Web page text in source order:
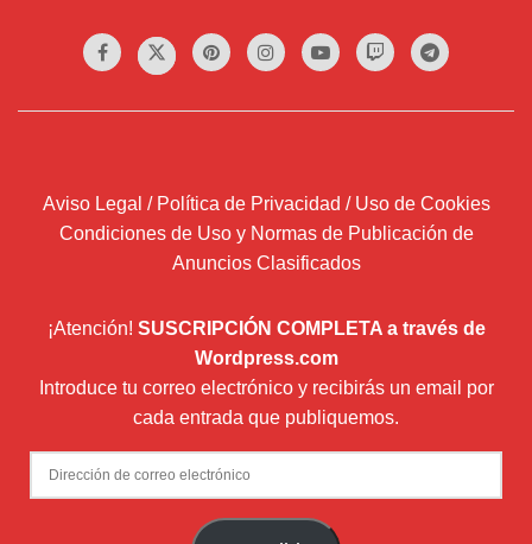
Aviso Legal / Política de Privacidad / Uso de Cookies
Condiciones de Uso y Normas de Publicación de
Anuncios Clasificados
¡Atención! SUSCRIPCIÓN COMPLETA a través de
Wordpress.com
Introduce tu correo electrónico y recibirás un email por
cada entrada que publiquemos.
Dirección
de